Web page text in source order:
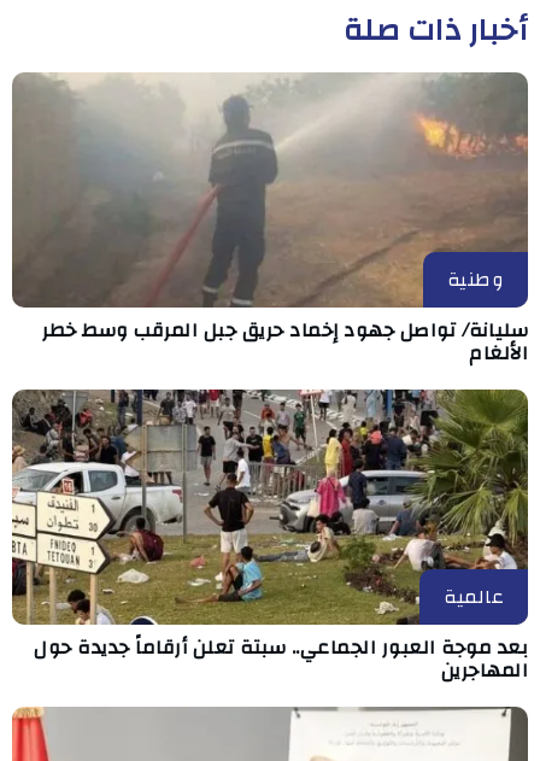
أخبار ذات صلة
وطنية
سليانة/ تواصل جهود إخماد حريق جبل المرقب وسط خطر
الألغام
عالمية
بعد موجة العبور الجماعي.. سبتة تعلن أرقاماً جديدة حول
المهاجرين